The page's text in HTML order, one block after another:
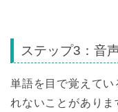
ステップ3：音
単語を目で覚えて
れないことがあり